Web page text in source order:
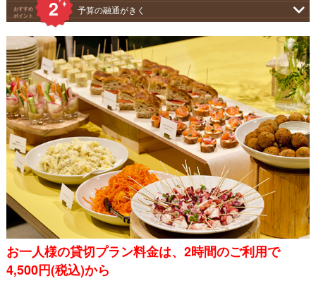
おすすめ
ポイント
予算の融通がきく
お一人様の貸切プラン料金は、2時間のご利用で
4,500円(税込)から